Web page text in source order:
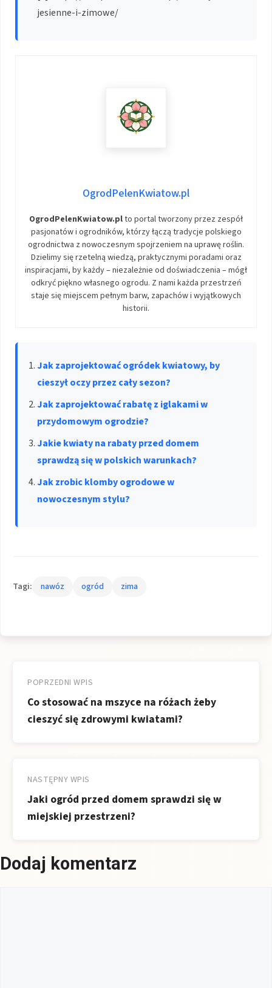
jesienne-i-zimowe/
OgrodPelenKwiatow.pl
OgrodPelenKwiatow.plto portal tworzony przez zespół
pasjonatów i ogrodników, którzy łączą tradycje polskiego
ogrodnictwa z nowoczesnym spojrzeniem na uprawę roślin.
Dzielimy się rzetelną wiedzą, praktycznymi poradami oraz
inspiracjami, by każdy – niezależnie od doświadczenia – mógł
odkryć piękno własnego ogrodu. Z nami każda przestrzeń
staje się miejscem pełnym barw, zapachów i wyjątkowych
historii.
Jak zaprojektować ogródek kwiatowy, by
cieszył oczy przez cały sezon?
Jak zaprojektować rabatę z iglakami w
przydomowym ogrodzie?
Jakie kwiaty na rabaty przed domem
sprawdzą się w polskich warunkach?
Jak zrobic klomby ogrodowe w
nowoczesnym stylu?
Tagi: nawóz ogród zima
wpisu
POPRZEDNI WPIS
Co stosować na mszyce na różach żeby
cieszyć się zdrowymi kwiatami?
NASTĘPNY WPIS
Jaki ogród przed domem sprawdzi się w
miejskiej przestrzeni?
Dodaj komentarz